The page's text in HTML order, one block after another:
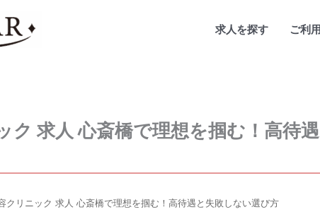
求人を探す ご利
ク 求人 心斎橋で理想を掴む！高待
クリニック 求人 心斎橋で理想を掴む！高待遇と失敗しない選び方